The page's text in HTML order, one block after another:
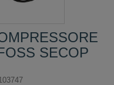
SECOP